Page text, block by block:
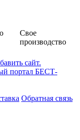
Свое
производство
Обратная связь